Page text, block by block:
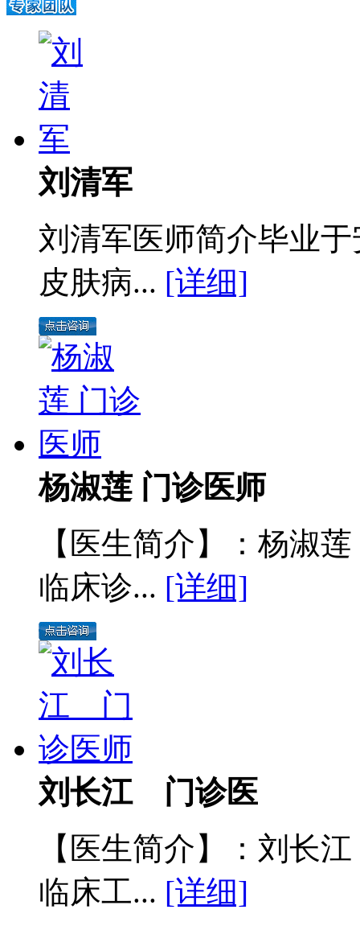
刘清军
刘清军医师简介毕业
皮肤病... [详细]
杨淑莲 门诊医师
【医生简介】：杨淑
临床诊... [详细]
刘长江 门诊医
【医生简介】：刘长
临床工... [详细]